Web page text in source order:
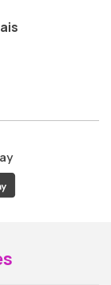
ao